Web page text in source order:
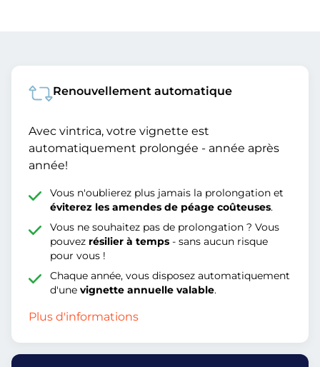
Renouvellement automatique
Avec vintrica, votre vignette est
automatiquement prolongée - année après
année!
Vous n'oublierez plus jamais la prolongation et
éviterez les amendes de péage coûteuses.
Vous ne souhaitez pas de prolongation ? Vous
pouvez résilier à temps - sans aucun risque
pour vous !
Chaque année, vous disposez automatiquement
d'unevignette annuelle valable.
Plus d'informations